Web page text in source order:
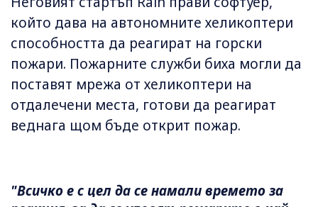
който дава на автономните хеликоптери
способността да реагират на горски
пожари. Пожарните служби биха могли да
поставят мрежа от хеликоптери на
отдалечени места, готови да реагират
веднага щом бъде открит пожар.
"Всичко е с цел да се намали времето за